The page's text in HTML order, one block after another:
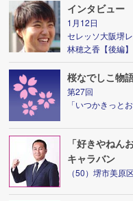
インタビュー
1月12日
セレッソ大阪堺
林穂之香【後編】
桜なでしこ物
第27回
「いつかきっと
「好きやねん
キャラバン
（50）堺市美原